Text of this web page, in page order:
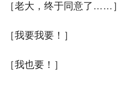
［老大，终于同意了……］
［我要我要！］
［我也要！］